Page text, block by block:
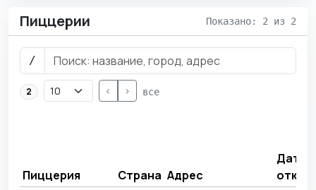
Пиццерии Показано: 2 из 2
/
2 < > все
Пиццерия Страна Адрес
Дата